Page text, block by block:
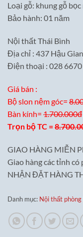
Loại gỗ: khung gỗ
Bảo hành: 01 năm
Nội thất Thái Bình
Địa chỉ : 437 Hậu
Điện thoại : 028
Giá bán :
Bộ slon nệm góc=
Bàn kính= 1.700.000đ
Trọn bộ TC =
GIAO HÀNG MIỄN
Giao hàng các tỉnh có
NHẬN ĐẶT HÀNG
Danh mục: Nội thất phòng